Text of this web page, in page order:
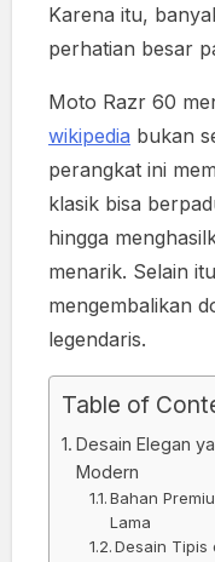
Karena itu,
perhatian besar
Moto Razr 60
wikipedia bukan
perangkat ini
klasik bisa
hingga
menarik. Selain
mengembalikan
legendaris.
Table of
Desain Elegan
Modern
Bahan
Lama
Desain Tipis